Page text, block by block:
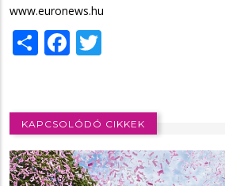
www.euronews.hu
ShareFacebook
KAPCSOLÓDÓ CIKKEK